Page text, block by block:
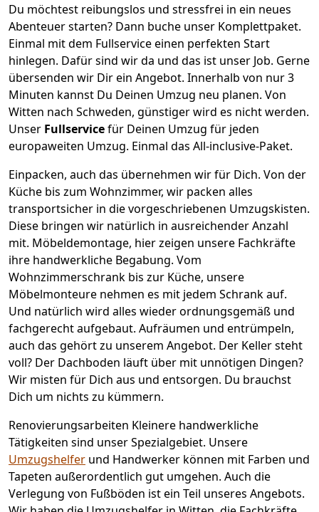
Du möchtest reibungslos und stressfrei in ein neues
Abenteuer starten? Dann buche unser Komplettpaket.
Einmal mit dem Fullservice einen perfekten Start
hinlegen. Dafür sind wir da und das ist unser Job. Gerne
übersenden wir Dir ein Angebot. Innerhalb von nur3
Minuten kannst Du Deinen Umzug neu planen. Von
Witten nach Schweden, günstiger wird es nicht werden.
Unser Fullservicefür Deinen Umzug für jeden
europaweiten Umzug. Einmal das All-inclusive-Paket.
Einpacken, auch das übernehmen wir für Dich. Von der
Küche bis zum Wohnzimmer, wir packen alles
transportsicher in die vorgeschriebenen Umzugskisten.
Diese bringen wir natürlich in ausreichender Anzahl
mit. Möbeldemontage, hier zeigen unsere Fachkräfte
ihre handwerkliche Begabung. Vom
Wohnzimmerschrank bis zur Küche, unsere
Möbelmonteure nehmen es mit jedem Schrank auf.
Und natürlich wird alles wieder ordnungsgemäß und
fachgerecht aufgebaut. Aufräumen und entrümpeln,
auch das gehört zu unserem Angebot. Der Keller steht
voll? Der Dachboden läuft über mit unnötigen Dingen?
Wir misten für Dich aus und entsorgen. Du brauchst
Dich um nichts zu kümmern.
Renovierungsarbeiten Kleinere handwerkliche
Tätigkeiten sind unser Spezialgebiet. Unsere
Umzugshelfer und Handwerker können mit Farben und
Tapeten außerordentlich gut umgehen. Auch die
Verlegung von Fußböden ist ein Teil unseres Angebots.